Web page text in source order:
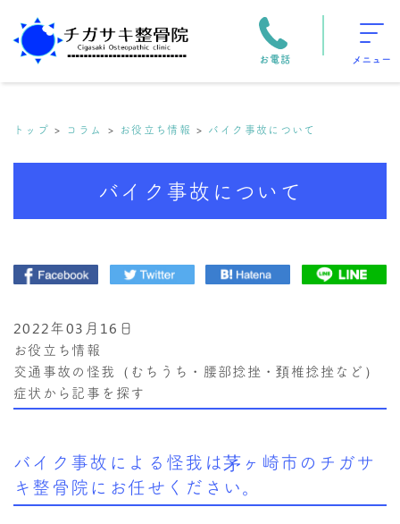
お電話 メニュー
トップ コラム お役立ち情報 バイク事故について
バイク事故について
2022年03月16日
お役立ち情報
交通事故の怪我（むちうち・腰部捻挫・頚椎捻挫など）
症状から記事を探す
バイク事故による怪我は茅ヶ崎市のチガサ
キ整骨院にお任せください。